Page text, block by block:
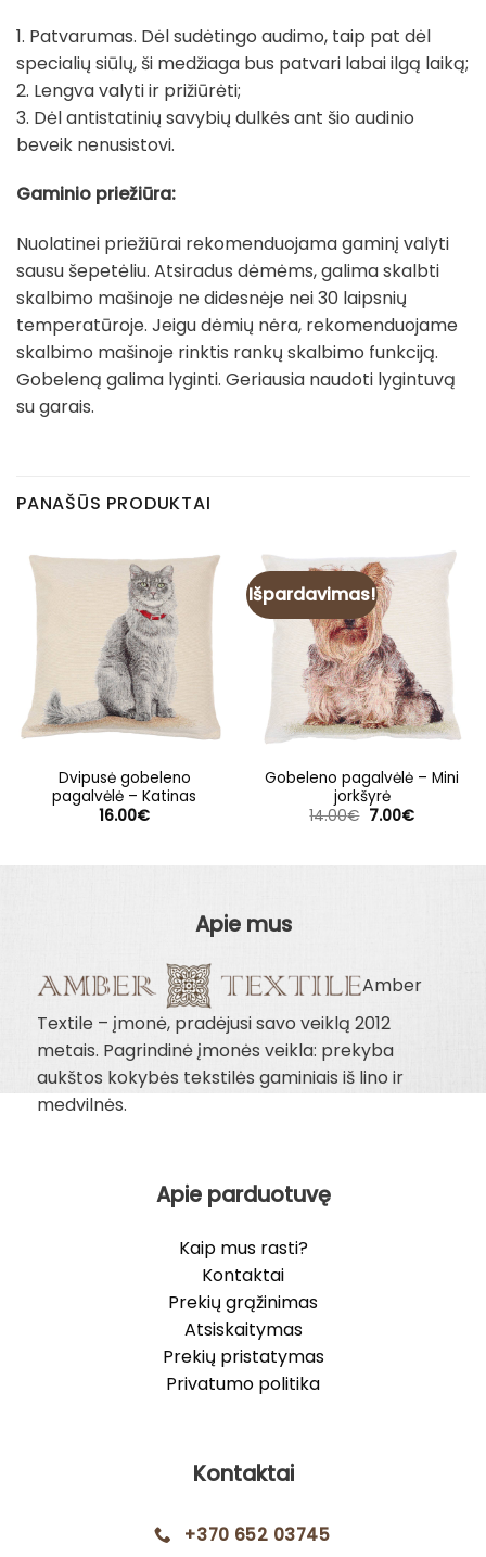
1. Patvarumas. Dėl sudėtingo audimo, taip pat dėl
specialių siūlų, ši medžiaga bus patvari labai ilgą laiką;
2. Lengva valyti ir prižiūrėti;
3. Dėl antistatinių savybių dulkės ant šio audinio
beveik nenusistovi.
Gaminio priežiūra:
Nuolatinei priežiūrai rekomenduojama gaminį valyti
sausu šepetėliu. Atsiradus dėmėms, galima skalbti
skalbimo mašinoje ne didesnėje nei 30 laipsnių
temperatūroje. Jeigu dėmių nėra, rekomenduojame
skalbimo mašinoje rinktis rankų skalbimo funkciją.
Gobeleną galima lyginti. Geriausia naudoti lygintuvą
su garais.
PANAŠŪS PRODUKTAI
Dvipusė gobeleno
pagalvėlė – Katinas
16.00€
Išpardavimas!
Gobeleno pagalvėlė – Mini
jorkšyrė
14.00€ Original
7.00€Current
Apie mus
Amber
Textile – įmonė, pradėjusi savo veiklą 2012
metais. Pagrindinė įmonės veikla: prekyba
aukštos kokybės tekstilės gaminiais iš lino ir
medvilnės.
Apie parduotuvę
Kaip mus rasti?
Kontaktai
Prekių grąžinimas
Atsiskaitymas
Prekių pristatymas
Privatumo politika
Kontaktai
+370 652 03745